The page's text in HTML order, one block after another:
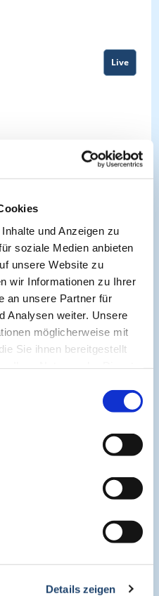
und Anzeigen zu
soziale Medien anbieten
unsere Website zu
wir Informationen zu Ihrer
an unsere Partner für
Analysen weiter. Unsere
möglicherweise mit
Sie ihnen bereitgestellt
Details zeigen
Live
Brand